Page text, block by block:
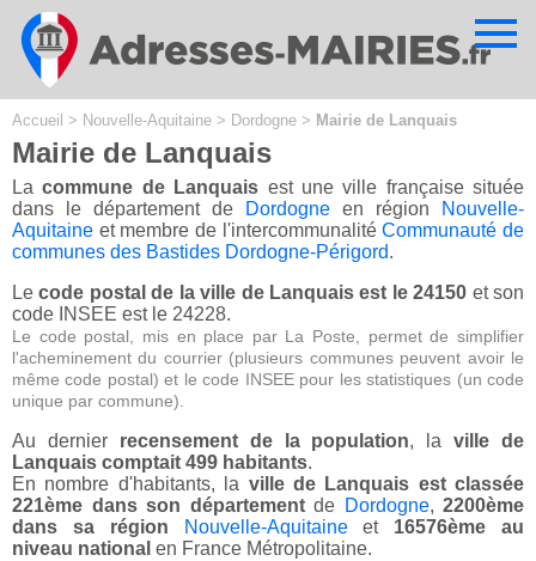
Accueil > Nouvelle-Aquitaine > Dordogne > Mairie de Lanquais
Mairie de Lanquais
Lacommune de Lanquais est une ville française située
dans le département de
Dordogne en région
Nouvelle-
Aquitaine et membre de l'intercommunalitéCommunauté de
communes des Bastides Dordogne-Périgord.
Lecode postal de la ville de Lanquais est le 24150 et son
code INSEE est le 24228.
Le code postal, mis en place par La Poste, permet de simplifier
l'acheminement du courrier (plusieurs communes peuvent avoir le
même code postal) et le code INSEE pour les statistiques (un code
unique par commune).
Au dernier recensement de la population, laville de
Lanquais comptait 499 habitants.
En nombre d'habitants, la ville de Lanquais est classée
221ème dans son départementde Dordogne, 2200ème
dans sa région
Nouvelle-Aquitaineet 16576ème au
niveau national en France Métropolitaine.
Cookies management panel